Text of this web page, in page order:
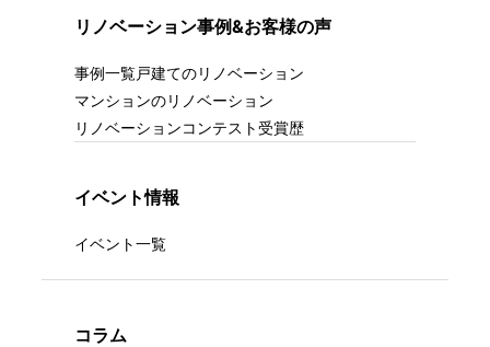
リノベーション事例&お客様の声
事例一覧戸建てのリノベーション
マンションのリノベーション
リノベーションコンテスト受賞歴
イベント情報
イベント一覧
コラム